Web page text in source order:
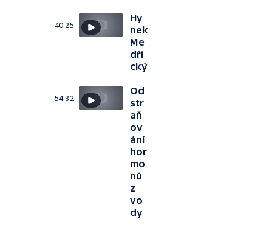
40:25
Hy
nek
Me
dři
cký
54:32
Od
str
aň
ov
ání
hor
mo
nů
z
vo
dy